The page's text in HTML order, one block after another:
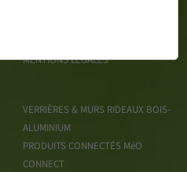
MENTIONS LÉGALES
VERRIÈRES & MURS RIDEAUX BOIS-
ALUMINIUM
PRODUITS CONNECTÉS MéO
CONNECT